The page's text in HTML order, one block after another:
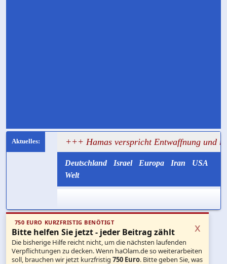
+++ Hamas verspricht Entwaffnung und ruft
Deutschland Israel Europa Iran
USA
Welt
750 EURO KURZFRISTIG BENÖTIGT
Bitte helfen Sie jetzt - jeder Beitrag zählt
Die bisherige Hilfe reicht nicht, um die nächsten laufenden
Verpflichtungen zu decken. Wenn haOlam.de so weiterarbeiten
soll, brauchen wir jetzt kurzfristig750 Euro. Bitte geben Sie, was
x